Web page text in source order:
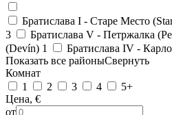
Братислава I - Старе Место
3
Братислава V - Петржалка
(Devín) 1 Братислава IV -
Показать все районыСвернуть
Комнат
1
2 3 4
5+
Цена, €
от